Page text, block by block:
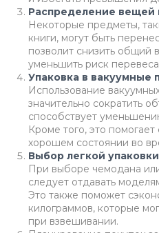
Распределение вещей
Некоторые предметы,
книги, могут быть
позволит снизить общий
уменьшить риск
Упаковка в вакуумные
Использование
значительно сократить
способствует
Кроме того, это
хорошем состоянии во
Выбор легкой упаковки
При выборе чемодана
следует отдавать
Это также поможет
килограммов, которые
при взвешивании.